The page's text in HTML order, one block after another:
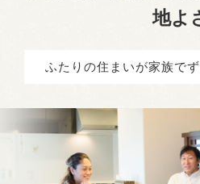
地よ
ふたりの住まいが家族で